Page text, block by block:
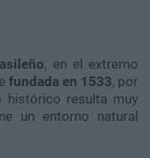
, en el extremo
fundada en 1533, por
histórico resulta muy
un entorno natural